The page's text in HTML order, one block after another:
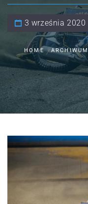
3 września 2020
HOME ARCHIWUM